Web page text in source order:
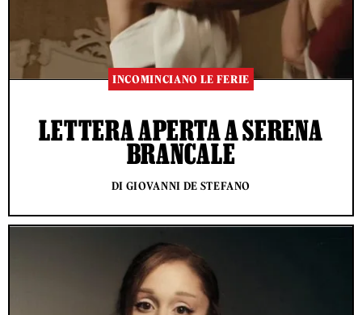
INCOMINCIANO LE FERIE
LETTERA APERTA A SERENA
BRANCALE
DI GIOVANNI DE STEFANO